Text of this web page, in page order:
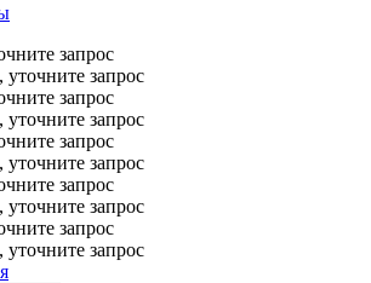
запрос
уточните запрос
запрос
уточните запрос
запрос
уточните запрос
запрос
уточните запрос
запрос
уточните запрос